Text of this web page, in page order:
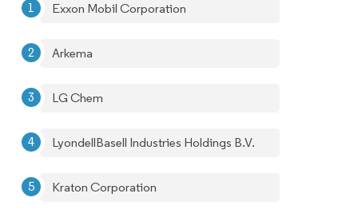
Exxon Mobil Corporation
Arkema
LG Chem
LyondellBasell Industries Holdings B.V.
Kraton Corporation